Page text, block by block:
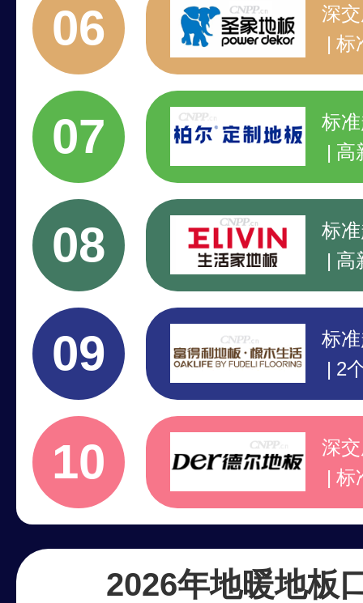
06
深
标
6
07
标
高
3
08
标
高
7
09
标
2
3
10
深
标
高
2026年地暖地板